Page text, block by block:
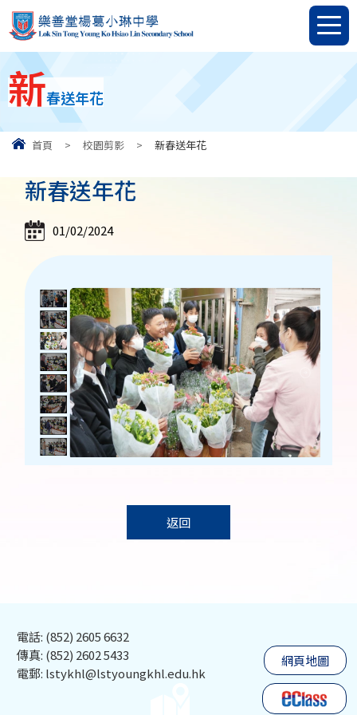
新春送年花
首頁 > 校園剪影 > 新春送年花
新春送年花
01/02/2024
返回
電話: (852) 2605 6632
傳真: (852) 2602 5433
電郵: lstykhl@lstyoungkhl.edu.hk
網頁地圖